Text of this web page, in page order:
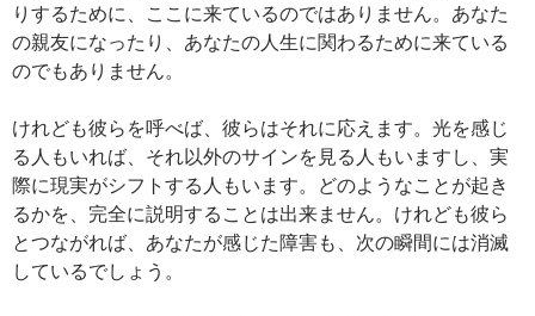
りするために、ここに来ているのではありません。あなた
の親友になったり、あなたの人生に関わるために来ている
のでもありません。
けれども彼らを呼べば、彼らはそれに応えます。光を感じ
る人もいれば、それ以外のサインを見る人もいますし、実
際に現実がシフトする人もいます。どのようなことが起き
るかを、完全に説明することは出来ません。けれども彼ら
とつながれば、あなたが感じた障害も、次の瞬間には消滅
しているでしょう。